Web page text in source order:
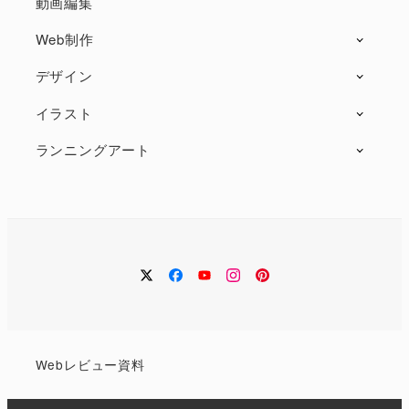
Web制作
デザイン
イラスト
ランニングアート
twitterfacebookYoutubeinstagram
Pintarest
Web レビュー資料